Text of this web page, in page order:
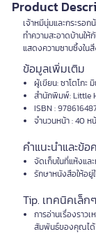
Product
เจ้าหมีนุ่มและกระรอ
ทำความสะอาดบ้านใ
แสดงความซาบซึ้งใน
ข้อมูลเพิ่มเติม
ผู้เขียน: ซาโตโกะ มิ
สำนักพิมพ์: Little
ISBN :
จำนวนหน้า : 40 ห
คำแนะนำและข้อ
จัดเก็บในที่แห้งแล
รักษาหนังสือให้อยู่
Tip. เทคนิคเล็ก
การอ่านเรื่องราว
สัมพันธ์ของคุณได้